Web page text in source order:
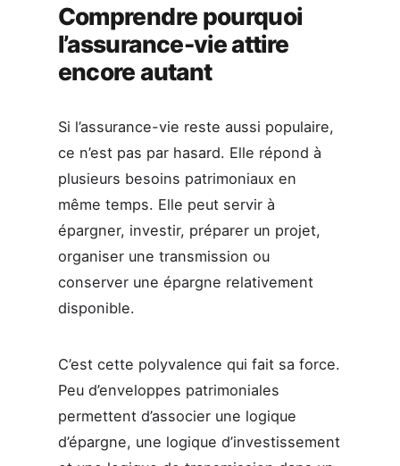
Comprendre pourquoi
l’assurance-vie attire
encore autant
Si l’assurance-vie reste aussi populaire,
ce n’est pas par hasard. Elle répond à
plusieurs besoins patrimoniaux en
même temps. Elle peut servir à
épargner, investir, préparer un projet,
organiser une transmission ou
conserver une épargne relativement
disponible.
C’est cette polyvalence qui fait sa force.
Peu d’enveloppes patrimoniales
permettent d’associer une logique
d’épargne, une logique d’investissement